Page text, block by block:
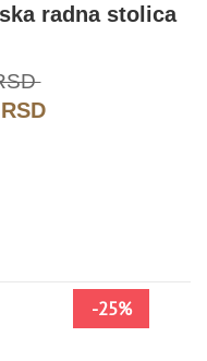
radna stolica
RSD
-25%